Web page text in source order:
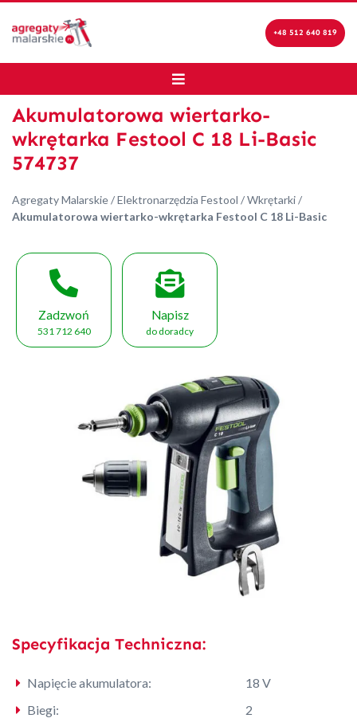
+48 512 640 819
Akumulatorowa wiertarko-
wkrętarka Festool C 18 Li-Basic
574737
Agregaty Malarskie/Elektronarzędzia Festool /Wkrętarki/
Akumulatorowa wiertarko-wkrętarka Festool C 18 Li-Basic
Zadzwoń
531 712 640
Napisz
do doradcy
Specyfikacja Techniczna:
Napięcie akumulatora:
18 V
Biegi:
2